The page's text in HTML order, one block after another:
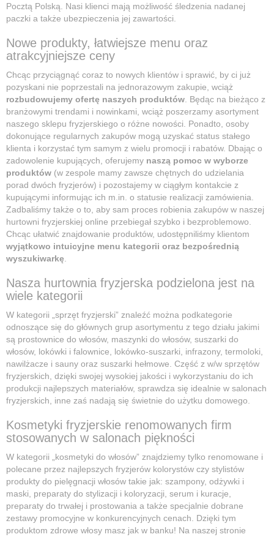
Pocztą Polską. Nasi klienci mają możliwość śledzenia nadanej
paczki a także ubezpieczenia jej zawartości.
Nowe produkty, łatwiejsze menu oraz
atrakcyjniejsze ceny
Chcąc przyciągnąć coraz to nowych klientów i sprawić, by ci już
pozyskani nie poprzestali na jednorazowym zakupie, wciąż
rozbudowujemy ofertę naszych produktów. Będąc na bieżąco z
branżowymi trendami i nowinkami, wciąż poszerzamy asortyment
naszego sklepu fryzjerskiego o różne nowości. Ponadto, osoby
dokonujące regularnych zakupów mogą uzyskać status stałego
klienta i korzystać tym samym z wielu promocji i rabatów. Dbając o
zadowolenie kupujących, oferujemy naszą pomoc w wyborze
produktów (w zespole mamy zawsze chętnych do udzielania
porad dwóch fryzjerów) i pozostajemy w ciągłym kontakcie z
kupującymi informując ich m.in. o statusie realizacji zamówienia.
Zadbaliśmy także o to, aby sam proces robienia zakupów w naszej
hurtowni fryzjerskiej online przebiegał szybko i bezproblemowo.
Chcąc ułatwić znajdowanie produktów, udostępniliśmy klientom
wyjątkowo intuicyjne menu kategorii oraz bezpośrednią
wyszukiwarkę.
Nasza hurtownia fryzjerska podzielona jest na
wiele kategorii
W kategorii „sprzęt fryzjerski” znaleźć można podkategorie
odnoszące się do głównych grup asortymentu z tego działu jakimi
są prostownice do włosów, maszynki do włosów, suszarki do
włosów, lokówki i falownice, lokówko-suszarki, infrazony, termoloki,
nawilżacze i sauny oraz suszarki hełmowe. Część z w/w sprzętów
fryzjerskich, dzięki swojej wysokiej jakości i wykorzystaniu do ich
produkcji najlepszych materiałów, sprawdza się idealnie w salonach
fryzjerskich, inne zaś nadają się świetnie do użytku domowego.
Kosmetyki fryzjerskie renomowanych firm
stosowanych w salonach piękności
W kategorii „kosmetyki do włosów” znajdziemy tylko renomowane i
polecane przez najlepszych fryzjerów kolorystów czy stylistów
produkty do pielęgnacji włosów takie jak: szampony, odżywki i
maski, preparaty do stylizacji i koloryzacji, serum i kuracje,
preparaty do trwałej i prostowania a także specjalnie dobrane
zestawy promocyjne w konkurencyjnych cenach. Dzięki tym
produktom zdrowe włosy masz jak w banku! Na naszej stronie